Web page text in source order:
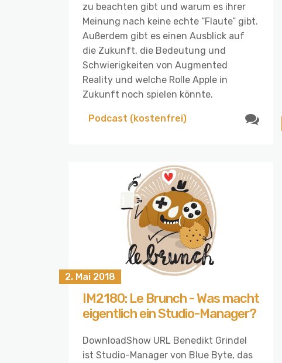
zu beachten gibt und warum es ihrer
Meinung nach keine echte “Flaute” gibt.
Außerdem gibt es einen Ausblick auf
die Zukunft, die Bedeutung und
Schwierigkeiten von Augmented
Reality und welche Rolle Apple in
Zukunft noch spielen könnte.
Podcast (kostenfrei)
2. Mai 2018
IM2180: Le Brunch - Was macht
eigentlich ein Studio-Manager?
DownloadShow URL Benedikt Grindel
ist Studio-Manager von Blue Byte, das